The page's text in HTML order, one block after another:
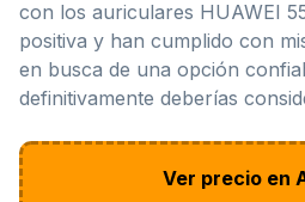
con los auriculares HUAWEI
positiva y han cumplido con
en busca de una opción
definitivamente deberías
Ver precio en